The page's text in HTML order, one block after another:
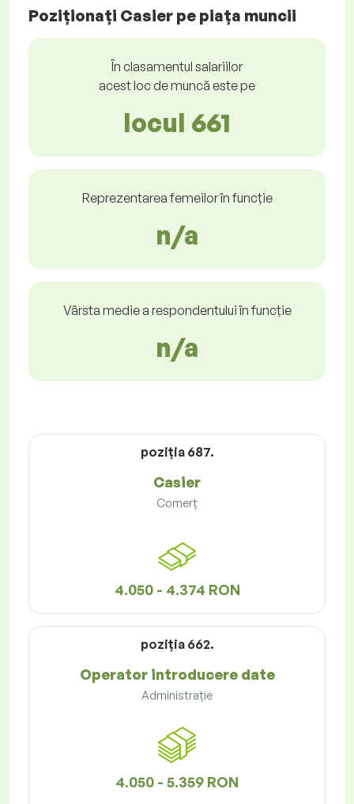
Poziționați Casier pe piața muncii
În clasamentul salariilor
acest loc de muncă este pe
locul 661
Reprezentarea femeilor în funcție
n/a
Vârsta medie a respondentului în funcție
n/a
poziţia 687.
Casier
Comerț
4.050 - 4.374 RON
poziţia 662.
Operator introducere date
Administrație
4.050 - 5.359 RON